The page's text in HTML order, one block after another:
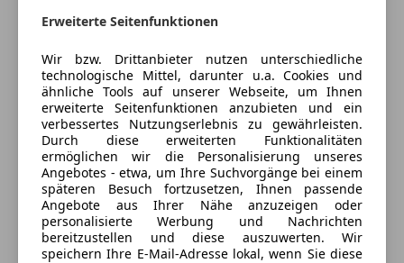
Notrufsystem
Reifendruckkontrollsystem
Servolenkung
Spurhalteassistent
Verkehrszeichenerkennung
Wegfahrsperre
Zentralverriegelung
Extras
Dachreling
Pannenkit
Hirschstettner Straße 38,
1220 Wien, AT
Kontakt
Aleksej Krekotnev
Alle Fahrzeuge des Anbieters
Anbieter kontaktieren
Erweiterte Seitenfunktionen
Wir bzw. Drittanbieter nutzen unterschiedliche
technologische Mittel, darunter u.a. Cookies und
ähnliche Tools auf unserer Webseite, um Ihnen
erweiterte Seitenfunktionen anzubieten und ein
verbessertes Nutzungserlebnis zu gewährleisten.
Durch diese erweiterten Funktionalitäten
ermöglichen wir die Personalisierung unseres
Angebotes - etwa, um Ihre Suchvorgänge bei einem
späteren Besuch fortzusetzen, Ihnen passende
Angebote aus Ihrer Nähe anzuzeigen oder
personalisierte Werbung und Nachrichten
bereitzustellen und diese auszuwerten. Wir
speichern Ihre E-Mail-Adresse lokal, wenn Sie diese